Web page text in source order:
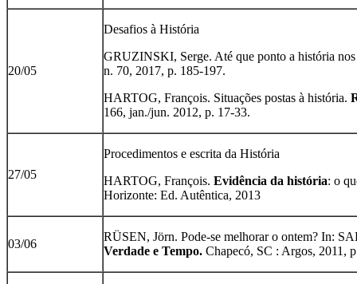
20/05
Desafios à História
GRUZINSKI, Serge. Até que ponto a história nos
n. 70, 2017, p. 185-197.
HARTOG, François. Situações postas à história.
166, jan./jun. 2012, p. 17-33.
27/05
Procedimentos e escrita da História
HARTOG, François. Evidência da história: o
Horizonte: Ed. Autêntica, 2013
03/06
RÜSEN, Jörn. Pode-se melhorar o ontem? In:
Verdade e Tempo. Chapecó, SC : Argos, 2011,